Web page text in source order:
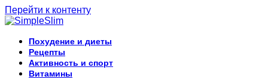
Перейти к контенту
Похудение и диеты
Рецепты
Активность и спорт
Витамины